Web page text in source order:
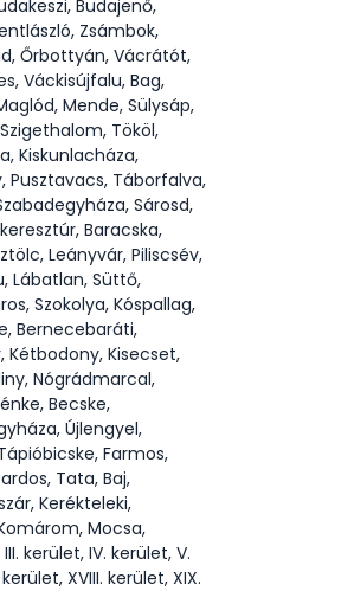
Budajenő,
Zsámbok,
Őrbottyán, Vácrátót,
Váckisújfalu, Bag,
Mende, Sülysáp,
Tököl,
Kiskunlacháza,
Pusztavacs, Táborfalva,
Sárosd,
Baracska,
Leányvár, Piliscsév,
Lábatlan, Süttő,
Szokolya, Kóspallag,
Bernecebaráti,
Kétbodony, Kisecset,
Nógrádmarcal,
Becske,
Újlengyel,
Farmos,
Tata, Baj,
Kerékteleki,
Mocsa,
kerület, IV. kerület, V.
XVIII. kerület, XIX.